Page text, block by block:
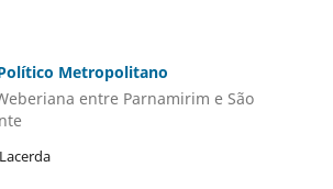
Metropolitano
entre Parnamirim e São